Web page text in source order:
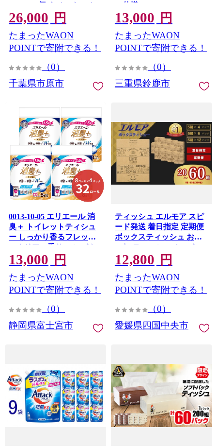
1,400g×6個 ナノックス セ
ット ナノックスワン ライ
オン LION 洗濯 洗剤 洗濯
洗剤 液体洗剤 日用品 消耗
品 本体 詰め替え 詰替え つ
ニオイ対策 部屋干し 皮脂
汚れ
26,000 円
たまったWAON
POINTで寄附できる！
（0）
千葉県市原市
ィ仕様)
13,000 円
たまったWAON
POINTで寄附できる！
（0）
三重県鈴鹿市
0013-10-05 エリエール 消
臭＋ トイレットティシュ
ー しっかり香るフレッシ
ュクリアの香り コンパク
トダブル 8ロール×4パック
32ロール 1.5倍巻 37.5m
トイレットペーパー ダブ
ル パルプ100％ 消臭 防臭
13,000 円
たまったWAON
POINTで寄附できる！
（0）
静岡県富士宮市
ティッシュ エルモア スピ
ード発送 着日指定 定期便
ボックスティッシュ おし
ゃれ ティッシュペーパー
tissue てぃっしゅ ボックス
ティッシュ ティッシュ テ
ィッシュペーパー ティシ
ューペーパー BOXティッ
Kazaru×Krafty ラインアー
ュー 花粉症 備蓄 防災 指定
12,800 円
たまったWAON
POINTで寄附できる！
（0）
愛媛県四国中央市